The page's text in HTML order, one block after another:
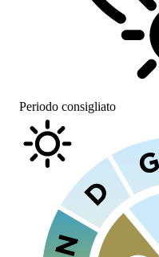
Periodo consigliato